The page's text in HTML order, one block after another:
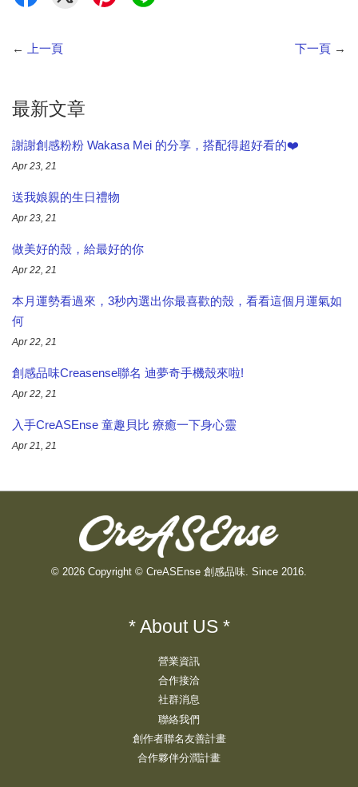
← 上一頁 下一頁 →
最新文章
謝謝創感粉粉 Wakasa Mei 的分享，搭配得超好看的❤️
Apr 23, 21
送我娘親的生日禮物
Apr 23, 21
做美好的殼，給最好的你​
Apr 22, 21
本月運勢看過來​，3秒內選出你最喜歡的殼，看看這個月運氣如
何
Apr 22, 21
創感品味Creasense聯名 迪夢奇手機殼來啦!
Apr 22, 21
入手CreASEnse 童趣貝比 療癒一下身心靈
Apr 21, 21
© 2026 Copyright © CreASEnse 創感品味. Since 2016.
* About US *
營業資訊
合作接洽
社群消息
聯絡我們
創作者聯名友善計畫
合作夥伴分潤計畫